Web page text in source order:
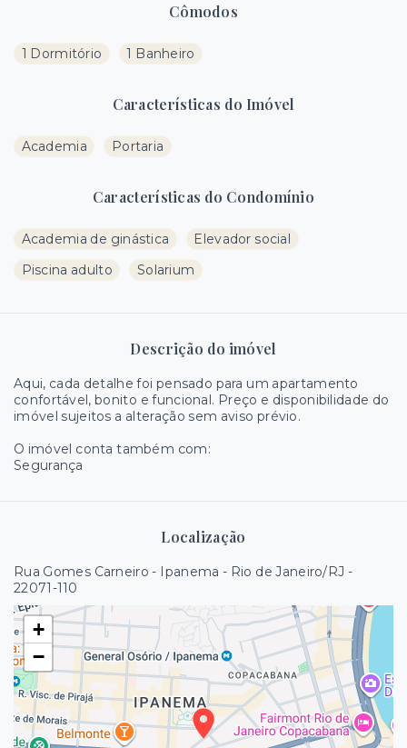
Cômodos
1 Dormitório 1 Banheiro
Características do Imóvel
Academia Portaria
Características do Condomínio
Academia de ginástica
Elevador social
Piscina adulto
Solarium
Descrição do imóvel
Aqui, cada detalhe foi pensado para um apartamento
confortável, bonito e funcional. Preço e disponibilidade do
imóvel sujeitos a alteração sem aviso prévio.
O imóvel conta também com:
Segurança
Localização
Rua Gomes Carneiro - Ipanema - Rio de Janeiro/RJ -
22071-110
+
−